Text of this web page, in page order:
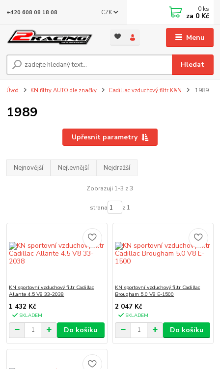
Menu
CZK
Hledat
+420 608 08 18 08 0 ks
za 0 Kč
Úvod KN filtry AUTO dle značky Cadillac vzduchový filtr K&N 1989
1989
Upřesnit parametry
Nejnovější Nejlevnější Nejdražší
Zobrazuji 1-3 z 3
strana z 1
KN sportovní vzduchový filtr Cadillac
Allante 4.5 V8 33-2038
1 432 Kč
SKLADEM
Do košíku
KN sportovní vzduchový filtr Cadillac
Brougham 5.0 V8 E-1500
2 047 Kč
SKLADEM
Do košíku